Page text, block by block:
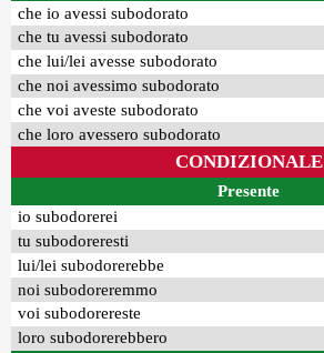
che io avessi subodorato
che tu avessi subodorato
che lui/lei avesse subodorato
che noi avessimo subodorato
che voi aveste subodorato
che loro avessero subodorato
CONDIZIONALE
Presente
io subodorerei
tu subodoreresti
lui/lei subodorerebbe
noi subodoreremmo
voi subodorereste
loro subodorerebbero